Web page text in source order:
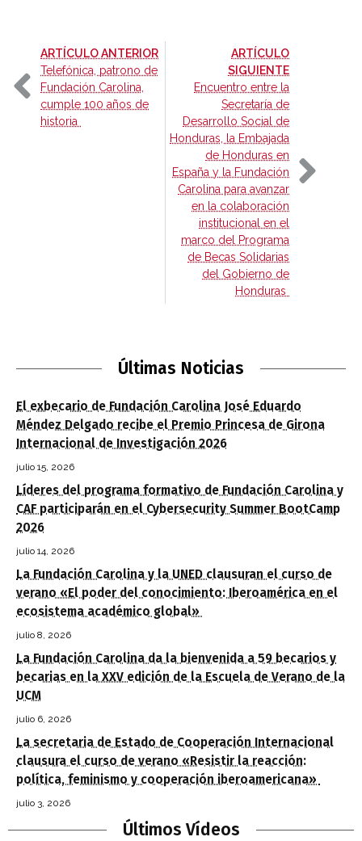
ARTÍCULO ANTERIOR-
Telefónica, patrono de
Fundación Carolina,
cumple 100 años de
historia
ARTÍCULO
SIGUIENTE-
Encuentro entre la
Secretaría de
Desarrollo Social de
Honduras, la Embajada
de Honduras en
España y la Fundación
Carolina para avanzar
en la colaboración
institucional en el
marco del Programa
de Becas Solidarias
del Gobierno de
Honduras
Últimas Noticias
El exbecario de Fundación Carolina José Eduardo
Méndez Delgado recibe el Premio Princesa de Girona
Internacional de Investigación 2026
julio 15, 2026
Líderes del programa formativo de Fundación Carolina y
CAF participarán en el Cybersecurity Summer BootCamp
2026
julio 14, 2026
La Fundación Carolina y la UNED clausuran el curso de
verano «El poder del conocimiento: Iberoamérica en el
ecosistema académico global»
julio 8, 2026
La Fundación Carolina da la bienvenida a 59 becarios y
becarias en la XXV edición de la Escuela de Verano de la
UCM
julio 6, 2026
La secretaria de Estado de Cooperación Internacional
clausura el curso de verano «Resistir la reacción:
política, feminismo y cooperación iberoamericana»
julio 3, 2026
Últimos Vídeos